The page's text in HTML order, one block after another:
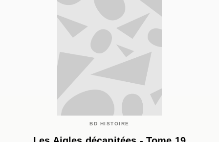
BD HISTOIRE